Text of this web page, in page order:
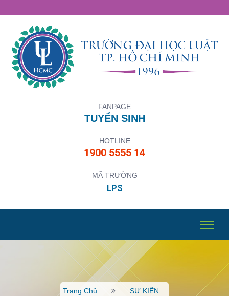
FANPAGE
TUYỂN SINH
HOTLINE
1900 5555 14
MÃ TRƯỜNG
LPS
Trang Chủ SỰ KIỆN